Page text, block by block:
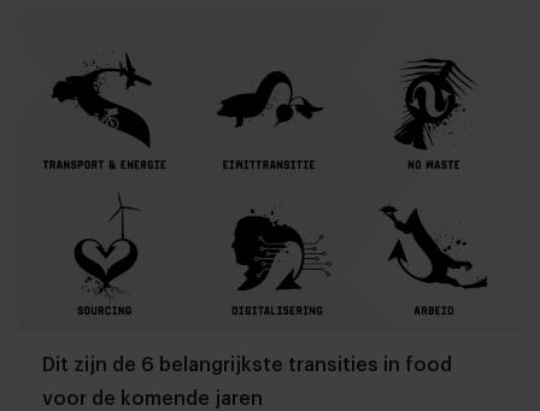
Dit zijn de 6 belangrijkste transities in food
voor de komende jaren